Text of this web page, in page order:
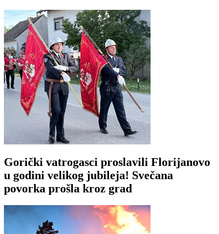
Gorički vatrogasci proslavili Florijanovo
u godini velikog jubileja! Svečana
povorka prošla kroz grad